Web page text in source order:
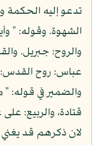
تدعو إليه الحكمة
الشهوة. وقوله: "
والروح: جبريل.
عباس: روح القدس:
والضمير في قوله:
قتادة، والربيع:
لان ذكرهم قد